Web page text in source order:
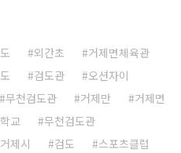
외간초
거제면체육관
검도관
오션자이
무천검도관 거제만
거제면
교
무천검도관
거제시 검도
스포츠클럽